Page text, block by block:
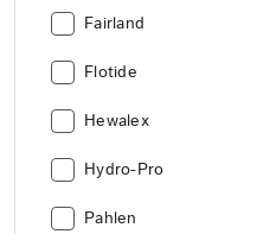
Producent:
Fairland
Producent:
Flotide
Producent:
Hewalex
Producent:
Hydro-Pro
Producent:
Pahlen